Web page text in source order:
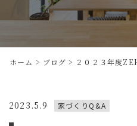
ホーム ブログ ２０２３年度
2023.5.9 家づくりQ&A